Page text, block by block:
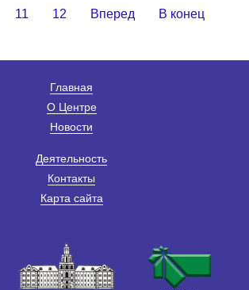
11 12 Вперед В конец
Главная
О Центре
Новости
Деятельность
Контакты
Карта сайта